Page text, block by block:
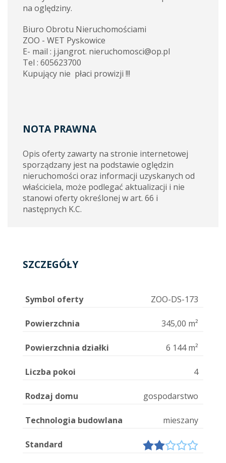
na oględziny.
Biuro Obrotu Nieruchomościami
ZOO - WET Pyskowice
E- mail : j.jangrot. nieruchomosci@op.pl
Tel : 605623700
Kupujący nie płaci prowizji !!!
NOTA PRAWNA
Opis oferty zawarty na stronie internetowej
sporządzany jest na podstawie oględzin
nieruchomości oraz informacji uzyskanych od
właściciela, może podlegać aktualizacji i nie
stanowi oferty określonej w art. 66 i
następnych K.C.
SZCZEGÓŁY
Symbol oferty ZOO-DS-173
Powierzchnia 345,00 m²
Powierzchnia działki 6 144 m²
Liczba pokoi 4
Rodzaj domu gospodarstwo
Technologia budowlana mieszany
Standard